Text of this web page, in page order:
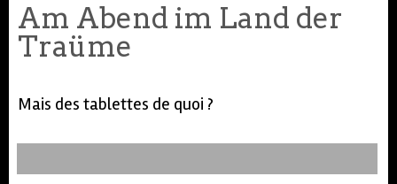
Am Abend im Land der
Traüme
Mais des tablettes de quoi ?